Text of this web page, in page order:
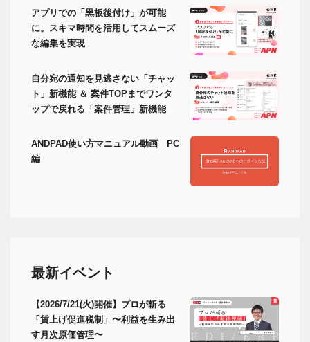
アプリでの「黒板後付け」が可能
に。スキマ時間を活用してスムーズ
な編集を実現
自分宛の通知を見逃さない「チャッ
ト」新機能 ＆ 案件TOPまでワンタ
ップで戻れる「案件管理」新機能
ANDPAD使い方マニュアル動画 PC
編
最新イベント
【2026/7/21(火)開催】プロが斬る
「賃上げ促進税制」〜利益を生み出
す月次原価管理〜